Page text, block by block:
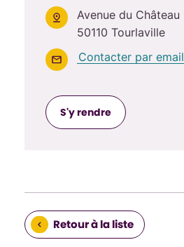
Avenue du Château
50110 Tourlaville
Contacter par email
S'y rendre
Retour à la liste